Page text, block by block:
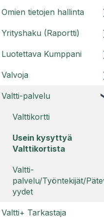
Omien tietojen hallinta
Asiakasportaali
Käyttäjätunnukset
Usein kysyttyä tilistä
Yrityshaku (Raportti)
Raporttihaku ja Raportti
palvelusta
Usein kysyttyä Raportti
Luotettava Kumppani
Luotettava Kumppani -
Kestävyysraportti
Luotettava Kumppani
Legal compliance -
Luotettava Kumppani
Luottamusmerkki
Luotettava Kumppani
Valvoja
Valvoja-ohjeet
Usein kysyttyä Valvojasta
Valtti-palvelu
Valttikortti
Usein kysyttyä
Valttikortista
Valtti-
palvelu/Työntekijät/
yydet
Valtti+ Tarkastaja